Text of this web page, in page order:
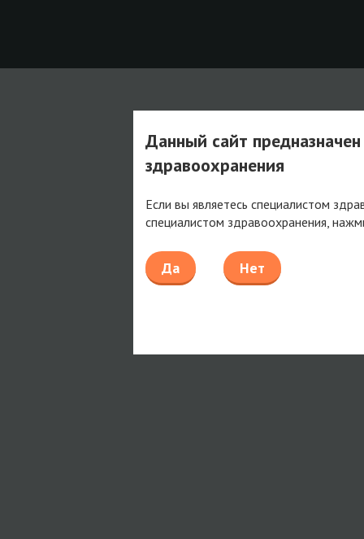
Данный сайт
здравоохранения
Если вы являетесь специалистом
специалистом здравоохранения,
Да Нет